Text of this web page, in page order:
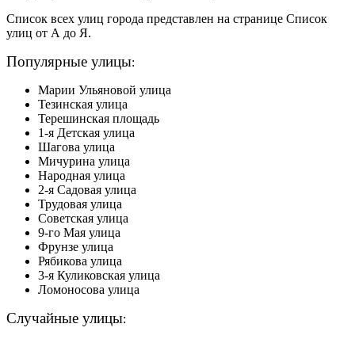
Список всех улиц города представлен на странице Список
улиц от А до Я.
Популярные улицы:
Марии Ульяновой улица
Тезинская улица
Терешинская площадь
1-я Детская улица
Шагова улица
Мичурина улица
Народная улица
2-я Садовая улица
Трудовая улица
Советская улица
9-го Мая улица
Фрунзе улица
Рябикова улица
3-я Куликовская улица
Ломоносова улица
Случайные улицы: